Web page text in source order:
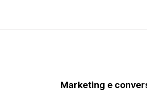
Marketing e